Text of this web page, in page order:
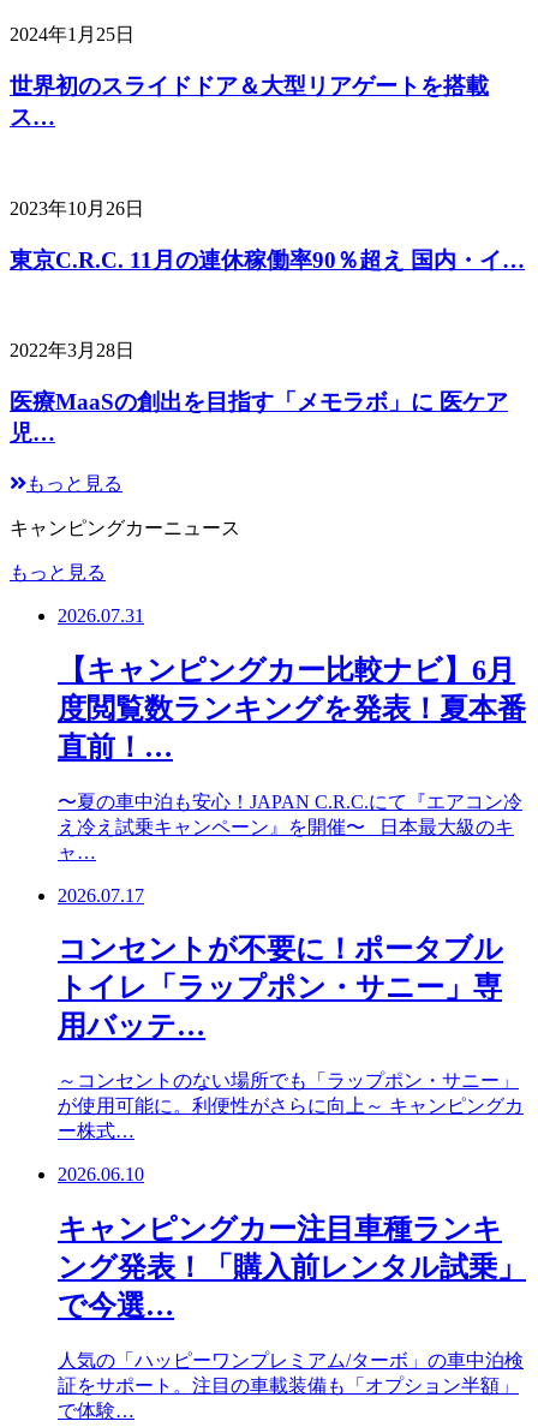
2024年1月25日
世界初のスライドドア＆大型リアゲートを搭載
ス…
2023年10月26日
東京C.R.C. 11月の連休稼働率90％超え 国内・イ…
2022年3月28日
医療MaaSの創出を目指す「メモラボ」に 医ケア
児…
もっと見る
キャンピングカーニュース
もっと見る
2026.07.31
【キャンピングカー比較ナビ】6月
度閲覧数ランキングを発表！夏本番
直前！…
〜夏の車中泊も安心！JAPAN C.R.C.にて『エアコン冷
え冷え試乗キャンペーン』を開催〜 日本最大級のキ
ャ…
2026.07.17
コンセントが不要に！ポータブル
トイレ「ラップポン・サニー」専
用バッテ…
～コンセントのない場所でも「ラップポン・サニー」
が使用可能に。利便性がさらに向上～ キャンピングカ
ー株式…
2026.06.10
キャンピングカー注目車種ランキ
ング発表！「購入前レンタル試乗」
で今選…
人気の「ハッピーワンプレミアム/ターボ」の車中泊検
証をサポート。注目の車載装備も「オプション半額」
で体験…